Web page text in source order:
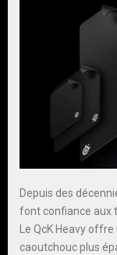
Depuis des
font confiance aux
Le QcK Heavy
caoutchouc plus